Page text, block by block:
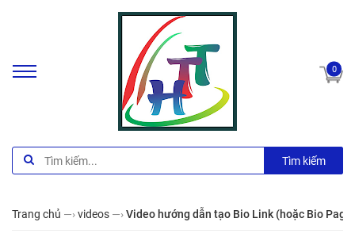
0
Tìm kiếm
Trang chủ —›videos —›Video hướng dẫn tạo Bio Link (hoặc Bio